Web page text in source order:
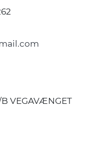
VEGAVÆNGET